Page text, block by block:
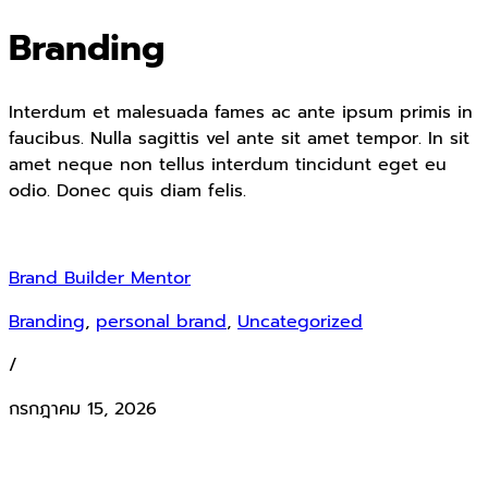
Branding
Interdum et malesuada fames ac ante ipsum primis in
faucibus. Nulla sagittis vel ante sit amet tempor. In sit
amet neque non tellus interdum tincidunt eget eu
odio. Donec quis diam felis.
Brand Builder Mentor
Branding, personal brand, Uncategorized
/
กรกฎาคม 15, 2026